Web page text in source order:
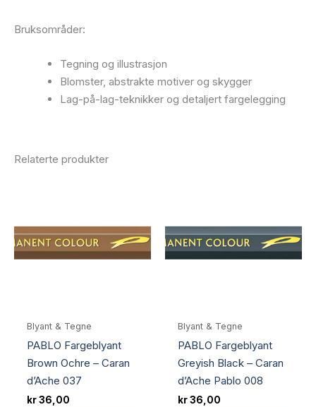
Bruksområder:
Tegning og illustrasjon
Blomster, abstrakte motiver og skygger
Lag-på-lag-teknikker og detaljert fargelegging
Relaterte produkter
Blyant & Tegne
PABLO Fargeblyant
Brown Ochre – Caran
d’Ache 037
kr36,00
Blyant & Tegne
PABLO Fargeblyant
Greyish Black – Caran
d’Ache Pablo 008
kr36,00